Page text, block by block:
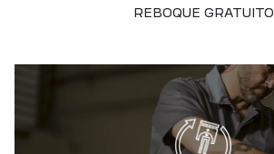
REBOQUE GRATUITO